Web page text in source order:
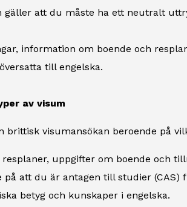
gäller att du måste ha ett neutralt
information om boende och
till engelska.
av visum
brittisk visumansökan beroende på
resplaner, uppgifter om boende och
på att du är antagen till studier
betyg och kunskaper i engelska.